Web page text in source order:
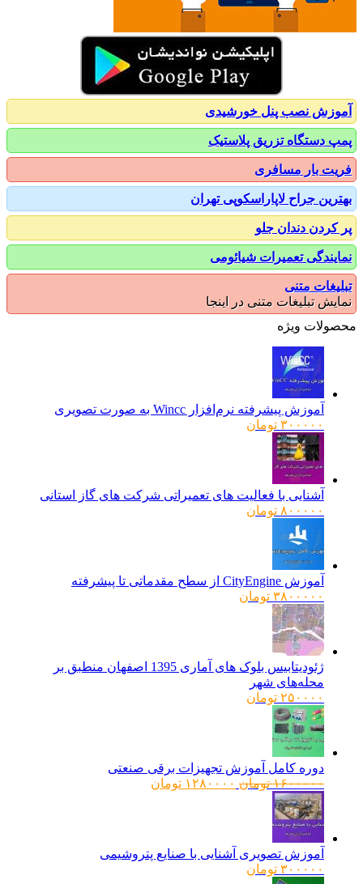
نصب پنل خورشیدی
دستگاه تزریق پلاستیک
بار مسافری
جراح لاپاراسکوپی تهران
دندان جلو
تعمیرات شیائومی
متنی
تبلیغات متنی در اینجا
ویژه
آموزش پیشرفته نرم‌افزار Wincc به صورت تصویری
۳۰۰۰۰۰ تومان
آشنایی با فعالیت های تعمیراتی شرکت های گاز استانی
۸۰۰۰۰۰ تومان
آموزش CityEngine از سطح مقدماتی تا پیشرفته
۳۸۰۰۰۰۰ تومان
ژئودیتابیس بلوک های آماری 1395 اصفهان منطبق بر
محله‌های شهر
۲۵۰۰۰۰ تومان
دوره کامل آموزش تجهیزات برقی صنعتی
۱۶۰۰۰۰۰ تومانقیمت
۱۲۸۰۰۰۰ تومانقیمت
آموزش تصویری آشنایی با صنایع پتروشیمی
۳۰۰۰۰۰ تومان